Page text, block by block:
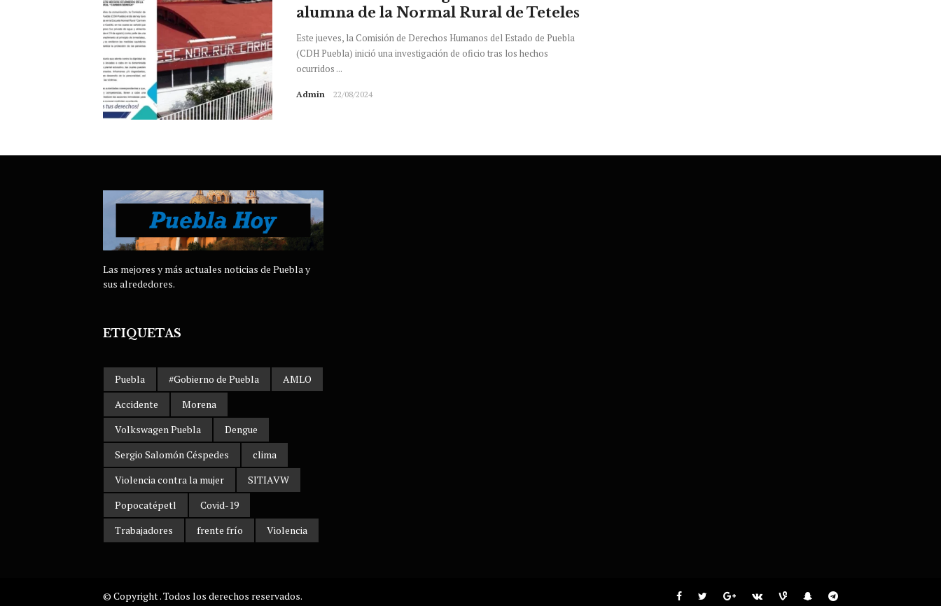
alumna de la Normal Rural de Teteles
Este jueves, la Comisión de Derechos Humanos del Estado de Puebla
(CDH Puebla) inició una investigación de oficio tras los hechos
ocurridos ...
Admin 22/08/2024
Las mejores y más actuales noticias de Puebla y
sus alrededores.
ETIQUETAS
Puebla #Gobierno de Puebla
AMLO
Accidente
Morena
Volkswagen Puebla
Dengue
Sergio Salomón Céspedes
clima
Violencia contra la mujer
SITIAVW
Popocatépetl
Covid-19
Trabajadores
frente frío Violencia
© Copyright . Todos los derechos reservados.